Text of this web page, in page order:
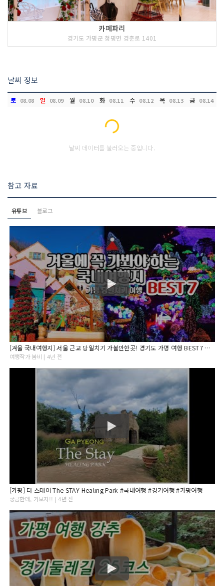
카페파리
경기도 가평군 청평면 경춘로 1401
날씨 정보
토 08.08 일 08.09 월 08.10 화 08.11 수 08.12 목 08.13 금 08.14
Loading...
날씨 데이터를 불러오는 중입니다.
참고 자료
유튜브 블로그
[겨울 국내여행지] 서울 근교 당일치기 가볼만한곳! 경기도 가평 여행 BEST7 아침고요수목원/오색별빛정원전
여행작가 봄비 | 4년 전
[가평] 더 스테이 The STAY Healing Park #국내여행 #경기여행 #가평여행
궁금한데, 가보자!! | 4년 전